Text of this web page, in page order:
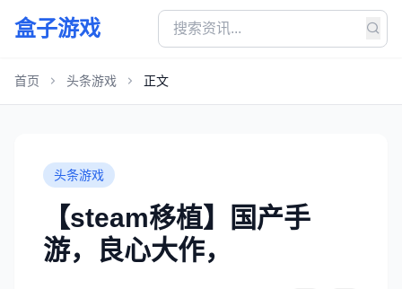
盒子游戏
首页 头条游戏 正文
头条游戏
【steam移植】国产手
游，良心大作，